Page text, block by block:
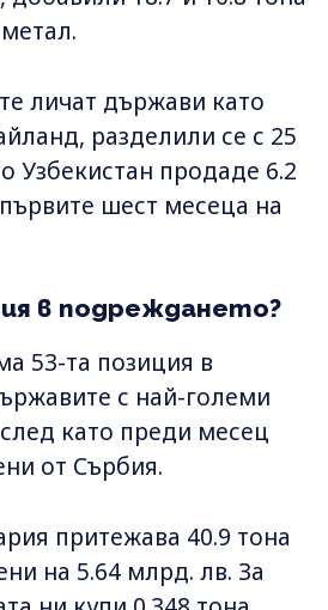
личат държави като
разделили се с 25
Узбекистан продаде 6.2
шест месеца на
в подреждането?
53-та позиция в
с най-големи
като преди месец
от Сърбия.
притежава 40.9 тона
на 5.64 млрд. лв. За